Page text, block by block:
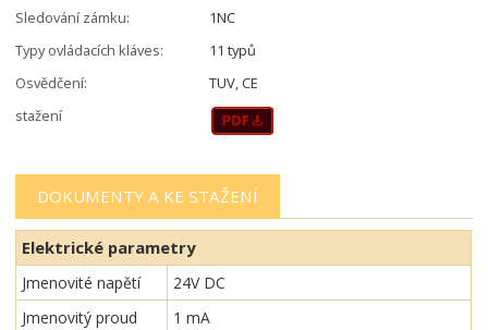
Sledování zámku:
1NC
Typy ovládacích kláves:
11 typů
Osvědčení:
TUV, CE
stažení
DOKUMENTY A KE STAŽENÍ
Elektrické parametry
Jmenovité napětí
24V DC
Jmenovitý proud
1 mA